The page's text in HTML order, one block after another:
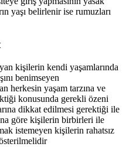
yaşı belirlenir ise rumuzları
kişilerin kendi yaşamlarında
benimseyen
herkesin yaşam tarzına ve
konusunda gerekli özeni
dikkat edilmesi gerektiği ile
göre kişilerin birbirleri ile
istemeyen kişilerin rahatsız